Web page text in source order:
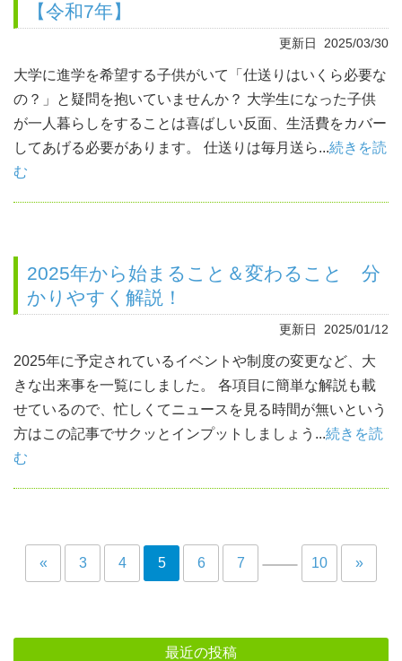
【令和7年】
更新日 2025/03/30
大学に進学を希望する子供がいて「仕送りはいくら必要な
の？」と疑問を抱いていませんか？ 大学生になった子供
が一人暮らしをすることは喜ばしい反面、生活費をカバー
してあげる必要があります。 仕送りは毎月送ら...続きを読
む
2025年から始まること＆変わること 分
かりやすく解説！
更新日 2025/01/12
2025年に予定されているイベントや制度の変更など、大
きな出来事を一覧にしました。 各項目に簡単な解説も載
せているので、忙しくてニュースを見る時間が無いという
方はこの記事でサクッとインプットしましょう...続きを読
む
« 3 4 5 6 7 10 »
最近の投稿